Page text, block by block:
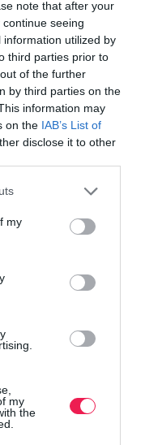
note that after your
seeing
utilized by
third parties prior to
of the further
by third parties on the
information may
on the IAB’s List of
disclose it to other
my
my
the